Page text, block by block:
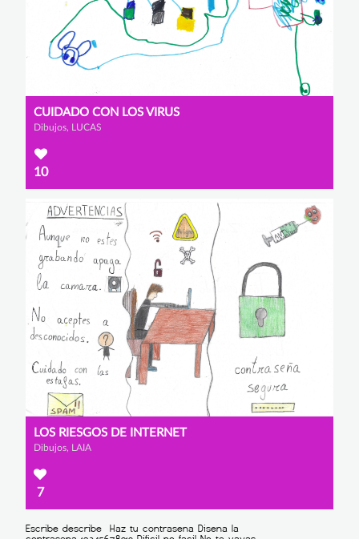
CUIDADO CON LOS VIRUS
Dibujos, LUCAS
10
LOS RIESGOS DE INTERNET
Dibujos, LAIA
7